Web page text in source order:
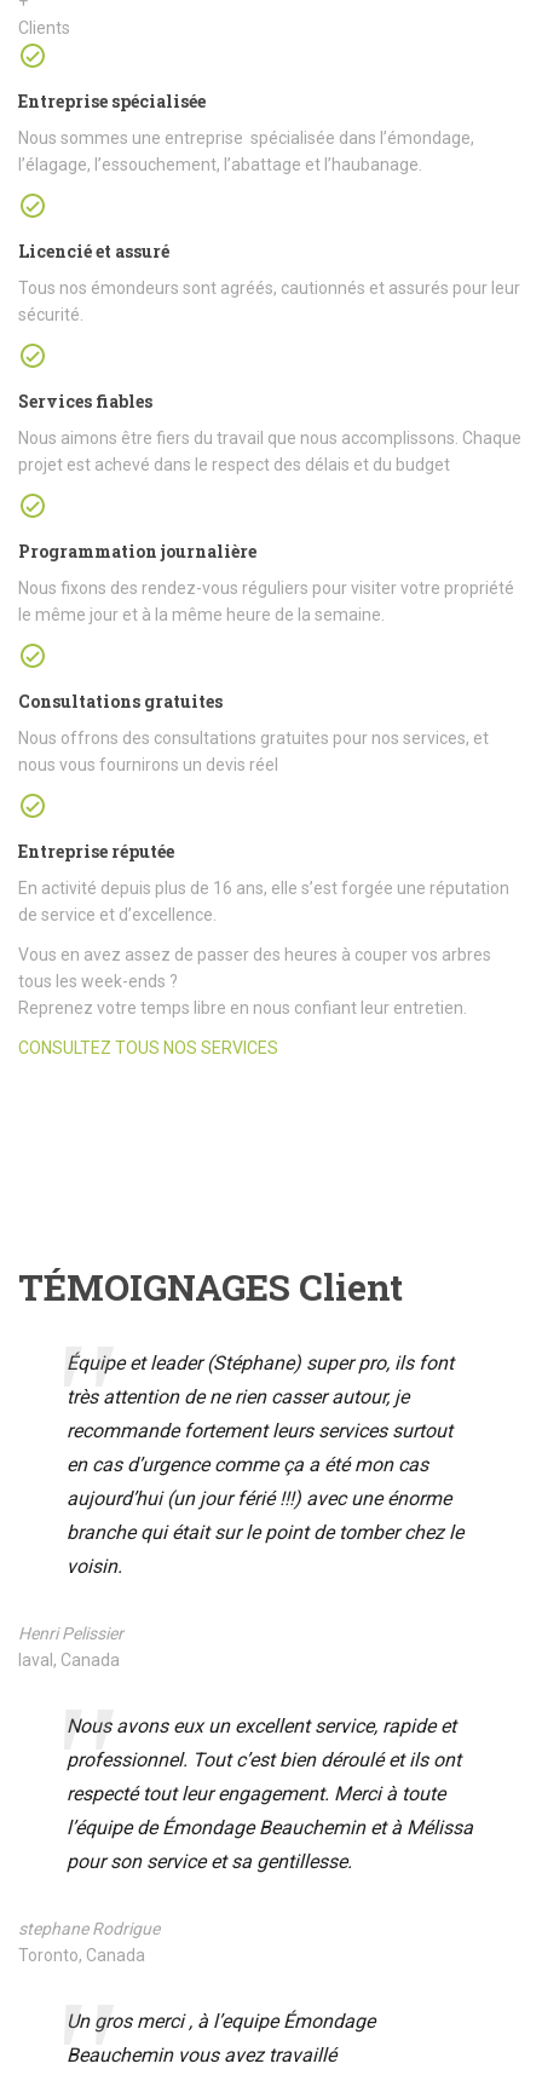
Clients
Entreprise spécialisée
Nous sommes une entreprise spécialisée dans l’émondage,
l’élagage, l’essouchement, l’abattage et l’haubanage.
Licencié et assuré
Tous nos émondeurs sont agréés, cautionnés et assurés pour leur
sécurité.
Services fiables
Nous aimons être fiers du travail que nous accomplissons. Chaque
projet est achevé dans le respect des délais et du budget
Programmation journalière
Nous fixons des rendez-vous réguliers pour visiter votre propriété
le même jour et à la même heure de la semaine.
Consultations gratuites
Nous offrons des consultations gratuites pour nos services, et
nous vous fournirons un devis réel
Entreprise réputée
En activité depuis plus de 16 ans, elle s’est forgée une réputation
de service et d’excellence.
Vous en avez assez de passer des heures à couper vos arbres
tous les week-ends ?
Reprenez votre temps libre en nous confiant leur entretien.
CONSULTEZ TOUS NOS SERVICES
TÉMOIGNAGES Client
Équipe et leader (Stéphane) super pro, ils font
très attention de ne rien casser autour, je
recommande fortement leurs services surtout
en cas d’urgence comme ça a été mon cas
aujourd’hui (un jour férié !!!) avec une énorme
branche qui était sur le point de tomber chez le
voisin.
Henri Pelissier
laval, Canada
Nous avons eux un excellent service, rapide et
professionnel. Tout c’est bien déroulé et ils ont
respecté tout leur engagement. Merci à toute
l’équipe de Émondage Beauchemin et à Mélissa
pour son service et sa gentillesse.
stephane Rodrigue
Toronto, Canada
Un gros merci , à l’equipe Émondage
Beauchemin vous avez travaillé